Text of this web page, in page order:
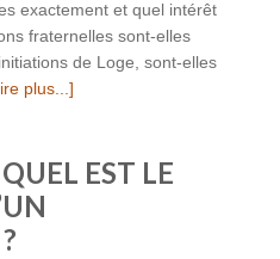
exactement et quel intérêt
fraternelles sont-elles
de Loge, sont-elles
plus...]
EST LE